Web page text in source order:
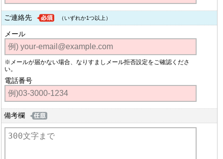
ご連絡先 （いずれか1つ以上）
メール
※メールが届かない場合、なりすましメール拒否設定をご確認くださ
い。
電話番号
備考欄